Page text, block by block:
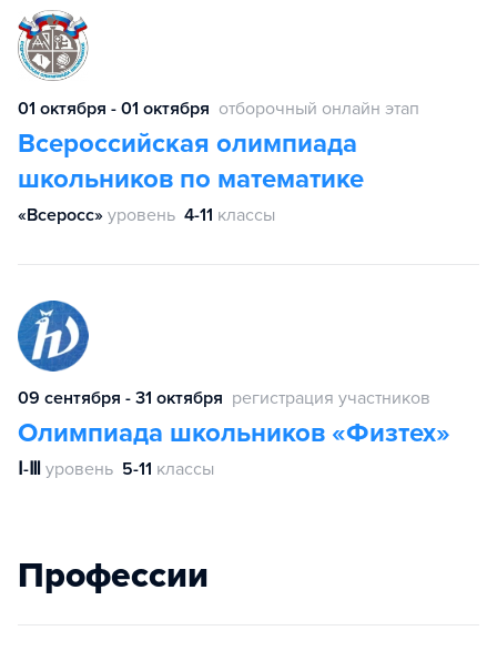
01 октября - 01 октября отборочный онлайн этап
Всероссийская олимпиада
школьников по математике
«Всеросс» уровень 4-11 классы
09 сентября - 31 октября регистрация участников
Олимпиада школьников «Физтех»
Ⅰ-Ⅲ уровень 5-11 классы
Профессии